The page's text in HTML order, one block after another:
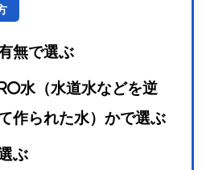
無で選ぶ
水（水道水などを逆
作られた水）かで選ぶ
ぶ